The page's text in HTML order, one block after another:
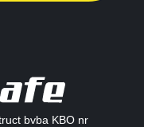
bvba KBO nr